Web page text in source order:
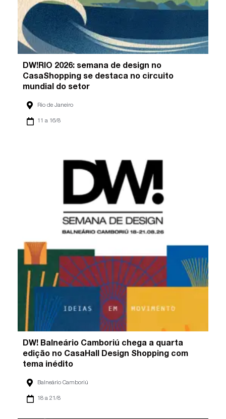
DW!RIO 2026: semana de design no
CasaShopping se destaca no circuito
mundial do setor
Rio de Janeiro
11 a 16/8
DW! Balneário Camboriú chega a quarta
edição no CasaHall Design Shopping com
tema inédito
Balneário Camboriú
18 a 21/8